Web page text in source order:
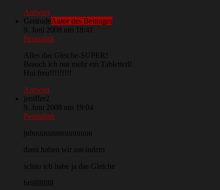
Antwort
GertrudeAutor des Beitrages
9. Juni 2008 um 18:41
Permalink
Alles das Gleiche-SUPER!
Brauch ich nur mehr ein Tabletterl!
Hui freu!!!!!!!!!
Antwort
jeniffer2
9. Juni 2008 um 19:04
Permalink
juhuuuuuuuuuuuuuuu
dann haben wir aut-indem
schau ich habe ja das Gleiche
brüllllllllll